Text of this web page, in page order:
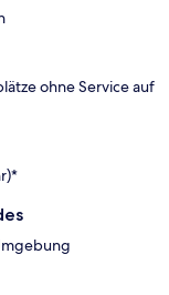
ohne Service auf